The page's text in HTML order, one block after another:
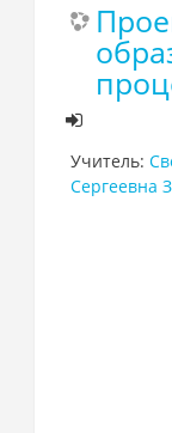
Учитель:
Сергеевна